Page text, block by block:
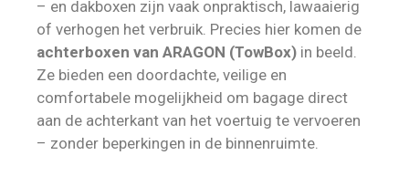
– en dakboxen zijn vaak onpraktisch, lawaaierig
of verhogen het verbruik. Precies hier komen de
achterboxen van ARAGON (TowBox) in beeld.
Ze bieden een doordachte, veilige en
comfortabele mogelijkheid om bagage direct
aan de achterkant van het voertuig te vervoeren
– zonder beperkingen in de binnenruimte.